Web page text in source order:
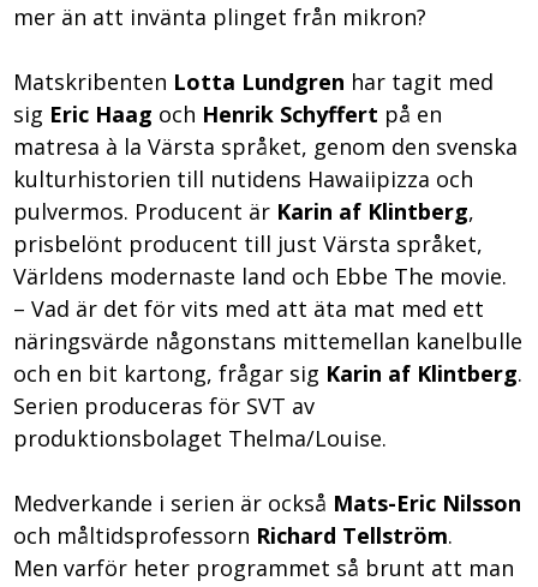
mer än att invänta plinget från mikron?
Matskribenten Lotta Lundgren har tagit med
sig Eric Haag och Henrik Schyffert på en
matresa à la Värsta språket, genom den svenska
kulturhistorien till nutidens Hawaiipizza och
pulvermos. Producent är Karin af Klintberg,
prisbelönt producent till just Värsta språket,
Världens modernaste land och Ebbe The movie.
– Vad är det för vits med att äta mat med ett
näringsvärde någonstans mittemellan kanelbulle
och en bit kartong, frågar sig Karin af Klintberg.
Serien produceras för SVT av
produktionsbolaget Thelma/Louise.
Medverkande i serien är också Mats-Eric Nilsson
och måltidsprofessorn Richard Tellström.
Men varför heter programmet så brunt att man